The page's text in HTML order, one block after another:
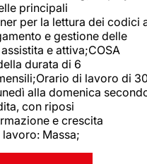
principali
per la lettura dei codici
e gestione delle
e attiva;COSA
durata di 6
di lavoro di
alla domenica
con riposi
e crescita
Massa;